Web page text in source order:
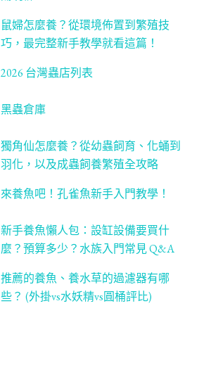
ne
l
鼠婦怎麼養？從環境佈置到繁殖技
巧，最完整新手教學就看這篇！
2026 台灣蟲店列表
黑蟲倉庫
獨角仙怎麼養？從幼蟲飼育、化蛹到
羽化，以及成蟲飼養繁殖全攻略
來養魚吧！孔雀魚新手入門教學！
新手養魚懶人包：設缸設備要買什
麼？預算多少？水族入門常見 Q&A
推薦的養魚、養水草的過濾器有哪
些？ (外掛vs水妖精vs圓桶評比)